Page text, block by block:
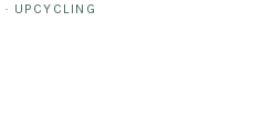
· UPCYCLING